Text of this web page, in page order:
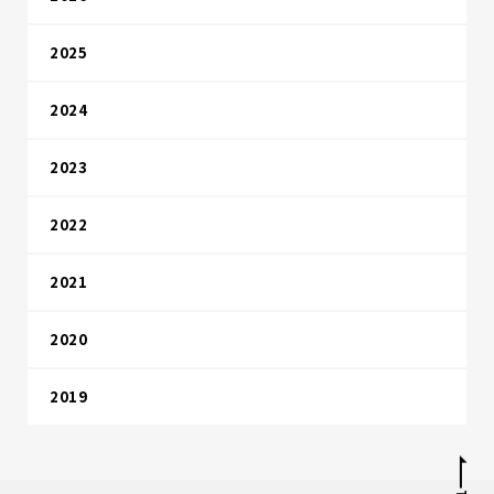
2025
2024
2023
2022
2021
2020
2019